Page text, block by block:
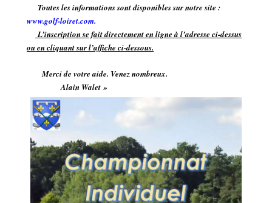
Toutes les informations sont disponibles sur notre site :
www.golf-loiret.com.
L’inscription se fait directement en ligne à l’adresse ci-dessus
ou en cliquant sur l’affiche ci-dessous.
Merci de votre aide. Venez nombreux.
Alain Walet »